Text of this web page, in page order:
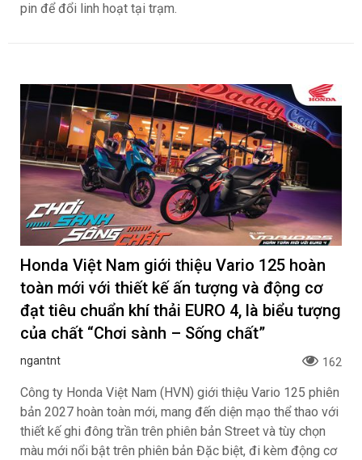
pin để đổi linh hoạt tại trạm.
Honda Việt Nam giới thiệu Vario 125 hoàn
toàn mới với thiết kế ấn tượng và động cơ
đạt tiêu chuẩn khí thải EURO 4, là biểu tượng
của chất “Chơi sành – Sống chất”
ngantnt 162
Công ty Honda Việt Nam (HVN) giới thiệu Vario 125 phiên
bản 2027 hoàn toàn mới, mang đến diện mạo thể thao với
thiết kế ghi đông trần trên phiên bản Street và tùy chọn
màu mới nổi bật trên phiên bản Đặc biệt, đi kèm động cơ